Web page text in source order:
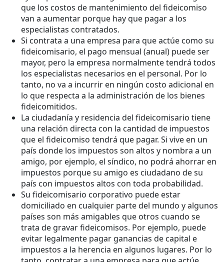
que los costos de mantenimiento del fideicomiso
van a aumentar porque hay que pagar a los
especialistas contratados.
Si contrata a una empresa para que actúe como su
fideicomisario, el pago mensual (anual) puede ser
mayor, pero la empresa normalmente tendrá todos
los especialistas necesarios en el personal. Por lo
tanto, no va a incurrir en ningún costo adicional en
lo que respecta a la administración de los bienes
fideicomitidos.
La ciudadanía y residencia del fideicomisario tiene
una relación directa con la cantidad de impuestos
que el fideicomiso tendrá que pagar. Si vive en un
país donde los impuestos son altos y nombra a un
amigo, por ejemplo, el síndico, no podrá ahorrar en
impuestos porque su amigo es ciudadano de su
país con impuestos altos con toda probabilidad.
Su fideicomisario corporativo puede estar
domiciliado en cualquier parte del mundo y algunos
países son más amigables que otros cuando se
trata de gravar fideicomisos. Por ejemplo, puede
evitar legalmente pagar ganancias de capital e
impuestos a la herencia en algunos lugares. Por lo